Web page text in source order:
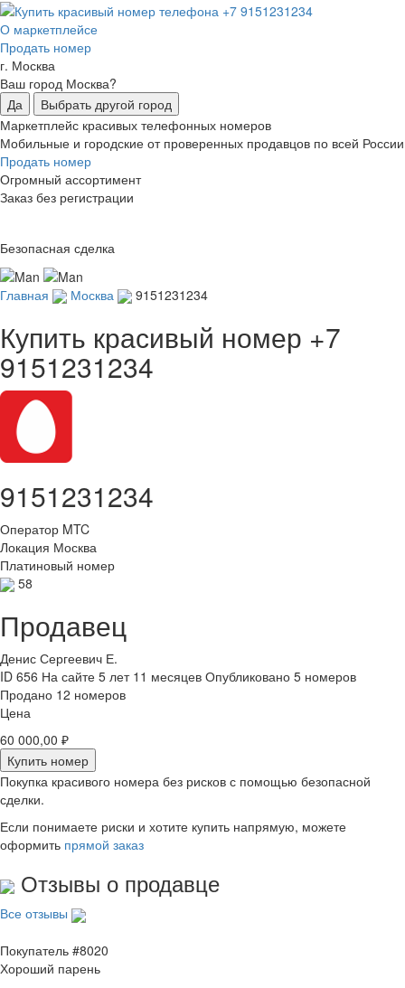
О маркетплейсе
Продать номер
г. Москва
Ваш город Москва?
Да
Выбрать другой город
Маркетплейс красивых телефонных номеров
Мобильные и городские от проверенных продавцов по всей России
Продать номер
Огромный ассортимент
Заказ без регистрации
Безопасная сделка
Главная Москва 9151231234
Купить красивый номер +7
9151231234
9151231234
Оператор MTC
Локация Москва
Платиновый номер
58
Продавец
Денис Сергеевич Е.
ID 656 На сайте 5 лет 11 месяцев Опубликовано 5 номеров
Продано 12 номеров
Цена
60 000,00 ₽
Купить номер
Покупка красивого номера без рисков с помощью безопасной
сделки.
Если понимаете риски и хотите купить напрямую, можете
оформить прямой заказ
Отзывы о продавце
Все отзывы
Покупатель #8020
Хороший парень